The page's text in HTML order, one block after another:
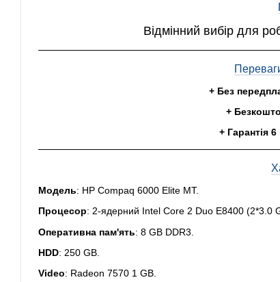
Відмінний вибір для
+ Без
+
+ Гарантія 6
Модель: HP Compaq 6000 Elite МТ.
Процесор: 2-ядерний Intel Core 2 Duo E8400 (2*3.0
Оперативна пам'ять: 8 GB DDR3.
HDD: 250 GB.
Video: Radeon 7570 1 GB.